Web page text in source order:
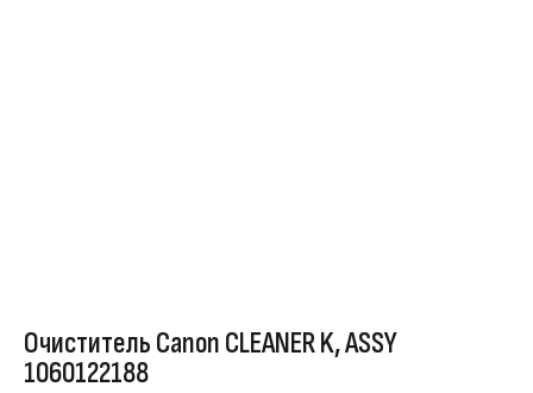
Очиститель Canon CLEANER K, ASSY
1060122188